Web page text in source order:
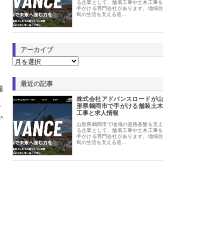
る企業として、舗装工事や土木工事を
手がける専門会社があります。地域住
民の生活を支える道…
アーカイブ
最近の記事
株式会社アドバンスロードが山
形県鶴岡市で手がける舗装土木
工事と求人情報
山形県鶴岡市で地域の道路基盤を支え
る企業として、舗装工事や土木工事を
手がける専門会社があります。地域住
民の生活を支える道…